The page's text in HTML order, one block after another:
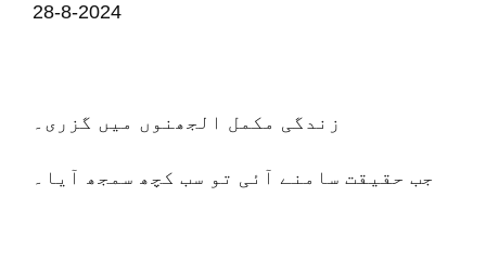
28-8-2024
زندگی مکمل الجھنوں میں گزری۔
جب حقیقت سامنے آئی تو سب کچھ سمجھ آیا۔